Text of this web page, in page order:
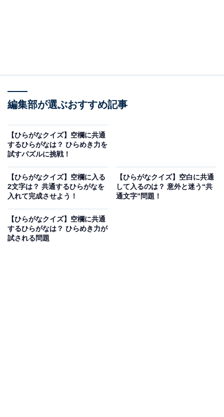
編集部が選ぶおすすめ記事
【ひらがなクイズ】空欄に共通
するひらがなは？ ひらめき力を
試すパズルに挑戦！
【ひらがなクイズ】空欄に入る
2文字は？ 共通するひらがなを
入れて完成させよう！
【ひらがなクイズ】空白に共通
して入るのは？ 意外と迷う“共
通文字”問題！
【ひらがなクイズ】空欄に共通
するひらがなは？ ひらめき力が
試される問題